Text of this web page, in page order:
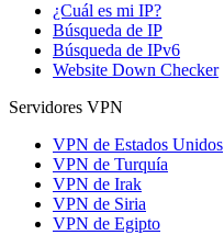
¿Cuál es mi IP?
Búsqueda de IP
Búsqueda de IPv6
Website Down Checker
Servidores VPN
VPN de Estados Unidos
VPN de Turquía
VPN de Irak
VPN de Siria
VPN de Egipto